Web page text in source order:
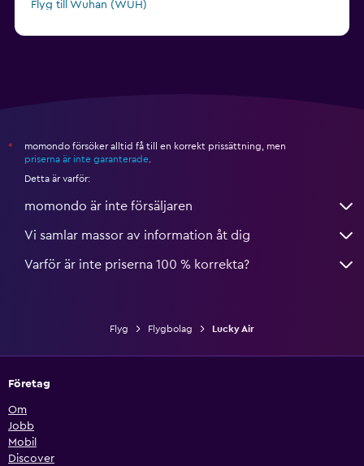
Flyg till Wuhan (WUH)
*
momondo försöker alltid få till en korrekt prissättning, men
priserna är inte garanterade
Detta är varför:
momondo är inte försäljaren
Vi samlar massor av information åt dig
Varför är inte priserna 100 % korrekta?
Flyg Flygbolag Lucky Air
Företag
Om
Jobb
Mobil
Discover